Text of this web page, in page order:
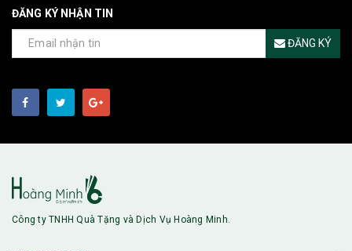
ĐĂNG KÝ NHẬN TIN
ĐĂNG KÝ
Công ty TNHH Quà Tặng và Dịch Vụ Hoàng Minh.